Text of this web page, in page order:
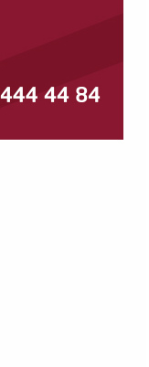
Künye
İletişim